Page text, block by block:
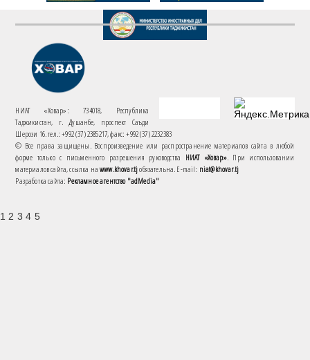
НИАТ «Ховар»: 734018, Республика
Таджикистан, г. Душанбе, проспект Саъди
Шерози 16. тел.: +992 (37) 2385217, факс: +992 (37) 2232383
© Все права защищены. Воспроизведение или распространение материалов сайта в любой
форме только с письменного разрешения руководства НИАТ «Ховар». При использовании
материалов сайта, ссылка наwww.khovar.tjобязательна. E-mail: niat@khovar.tj
Разработка сайта: Рекламное агентство "adMedia"
1 2 3 4 5